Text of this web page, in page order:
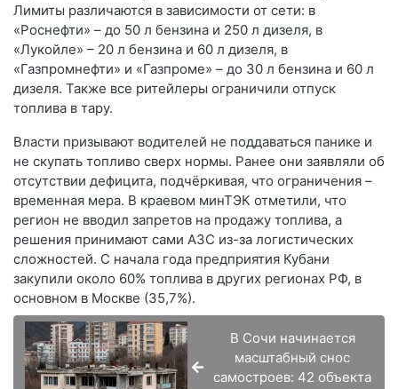
Лимиты различаются в зависимости от сети: в
«Роснефти» – до 50 л бензина и 250 л дизеля, в
«Лукойле» – 20 л бензина и 60 л дизеля, в
«Газпромнефти» и «Газпроме» – до 30 л бензина и 60 л
дизеля. Также все ритейлеры ограничили отпуск
топлива в тару.
Власти призывают водителей не поддаваться панике и
не скупать топливо сверх нормы. Ранее они заявляли об
отсутствии дефицита, подчёркивая, что ограничения –
временная мера. В краевом минТЭК отметили, что
регион не вводил запретов на продажу топлива, а
решения принимают сами АЗС из-за логистических
сложностей. С начала года предприятия Кубани
закупили около 60% топлива в других регионах РФ, в
основном в Москве (35,7%).
В Сочи начинается
масштабный снос
самостроев: 42 объекта